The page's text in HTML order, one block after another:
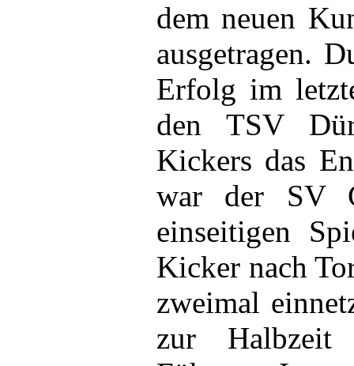
dem neuen
ausgetragen.
Erfolg im
den TSV
Kickers das
war der SV
einseitigen
Kicker nach
zweimal
zur